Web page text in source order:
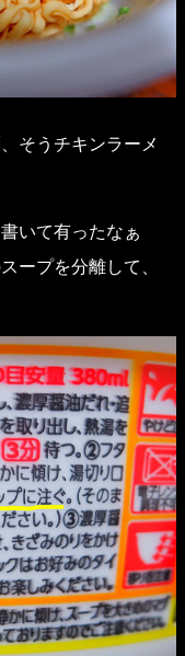
そうチキンラーメ
いて有ったなぁ
ープを分離して、